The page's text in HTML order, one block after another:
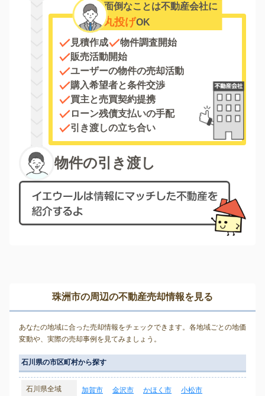
面倒なことは不動産会社に
丸投げOK
見積作成
物件調査開始
販売活動開始
ユーザーの物件の売却活動
購入希望者と条件交渉
買主と売買契約提携
ローン残債支払いの手配
引き渡しの立ち合い
物件の引き渡し
珠洲市の周辺の不動産売却情報を見る
あなたの地域に合った売却情報をチェックできます。各地域ごとの地価
変動や、実際の売却事例を見てみましょう。
石川県の市区町村から探す
石川県全域 加賀市 金沢市 かほく市
小松市